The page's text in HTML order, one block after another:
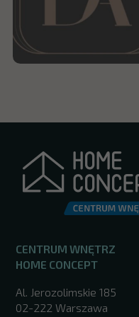
CENTRUM WNĘTRZ
HOME CONCEPT
Al. Jerozolimskie 185
02-222 Warszawa